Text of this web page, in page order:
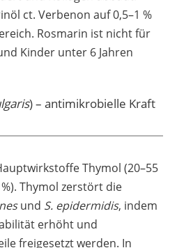
ct. Verbenon auf 0,5–1 %
Rosmarin ist nicht für
Kinder unter 6 Jahren
) – antimikrobielle Kraft
Thymol (20–55
Thymol zerstört die
und S. epidermidis, indem
erhöht und
freigesetzt werden. In